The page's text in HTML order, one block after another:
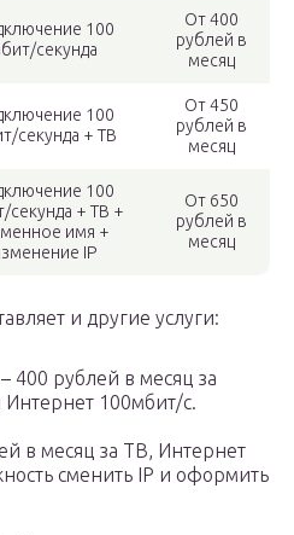
100
секунда
От 400
рублей в
месяц
100
секунда + ТВ
От 450
рублей в
месяц
100
секунда + ТВ +
имя +
IP
От 650
рублей в
месяц
и другие услуги:
400 рублей в месяц за
100мбит/с.
в месяц за ТВ, Интернет
сменить IP и оформить